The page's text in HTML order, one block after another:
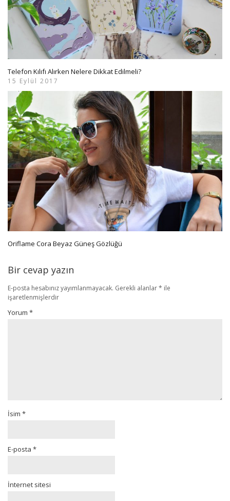
Telefon Kılıfı Alırken Nelere Dikkat Edilmeli?
15 Eylül 2017
Oriflame Cora Beyaz Güneş Gözlüğü
Bir cevap yazın
E-posta hesabınız yayımlanmayacak. Gerekli alanlar* ile
işaretlenmişlerdir
Yorum *
İsim *
E-posta *
İnternet sitesi